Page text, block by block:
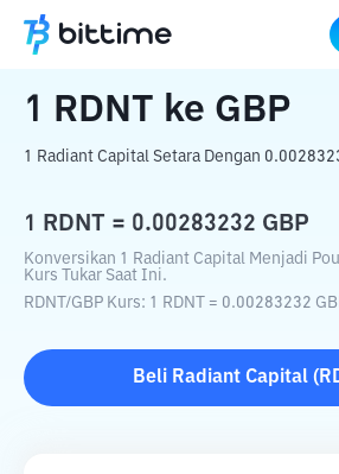
Beranda Konverter Kripto
1 RDNT ke GBP
1 Radiant Capital Setara Dengan
1 RDNT = 0.00283232 GBP
Konversikan 1 Radiant Capital Menjadi
Kurs Tukar Saat Ini.
RDNT /GBP Kurs: 1 RDNT = 0.00283232
Beli Radiant Capital(